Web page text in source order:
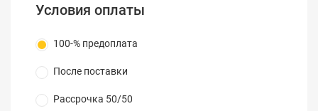
Условия оплаты
100-% предоплата
После поставки
Рассрочка 50/50